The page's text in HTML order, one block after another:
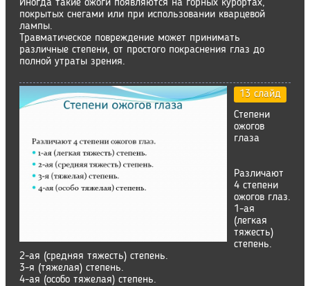
Иногда такие ожоги появляются на горных курортах,
покрытых снегами или при использовании кварцевой
лампы.
Травматическое повреждение может принимать
различные степени, от простого покраснения глаз до
полной утраты зрения.
13 слайд
Степени
ожогов
глаза
Различают
4 степени
ожогов глаз.
1-ая
(легкая
тяжесть)
степень.
2-ая (средняя тяжесть) степень.
3-я (тяжелая) степень.
4-ая (особо тяжелая) степень.